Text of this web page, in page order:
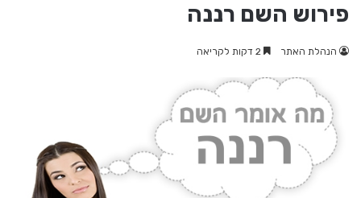
פירוש השם רננה
הנהלת האתר